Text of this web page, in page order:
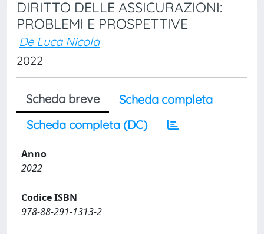
DIRITTO DELLE ASSICURAZIONI:
PROBLEMI E PROSPETTIVE
De Luca Nicola
2022
Scheda breve
Scheda completa
Scheda completa (DC)
Anno
2022
Codice ISBN
978-88-291-1313-2